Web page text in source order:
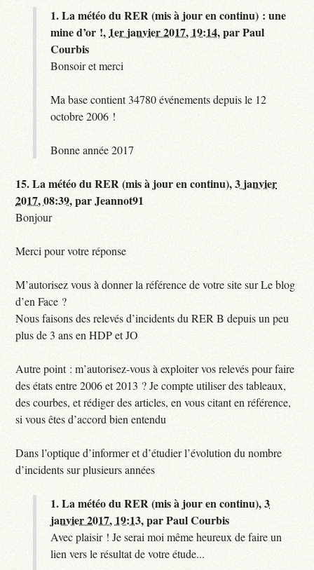
1.La météo du RER (mis à jour en continu) : une
mine d’or !, 1er janvier 2017, 19:14,parPaul
Courbis
Bonsoir et merci
Ma base contient 34780 événements depuis le 12
octobre 2006 !
Bonne année 2017
15.La météo du RER (mis à jour en continu),3 janvier
2017, 08:39,parJeannot91
Bonjour
Merci pour votre réponse
M’autorisez vous à donner la référence de votre site sur Le blog
d’en Face ?
Nous faisons des relevés d’incidents du RER B depuis un peu
plus de 3 ans en HDP et JO
Autre point : m’autorisez-vous à exploiter vos relevés pour faire
des états entre 2006 et 2013 ? Je compte utiliser des tableaux,
des courbes, et rédiger des articles, en vous citant en référence,
si vous êtes d’accord bien entendu
Dans l’optique d’informer et d’étudier l’évolution du nombre
d’incidents sur plusieurs années
1.La météo du RER (mis à jour en continu),3
janvier 2017, 19:13,parPaul Courbis
Avec plaisir ! Je serai moi même heureux de faire un
lien vers le résultat de votre étude...